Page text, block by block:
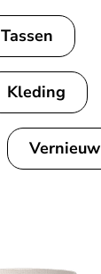
Tassen
Kleding
Vernieuw